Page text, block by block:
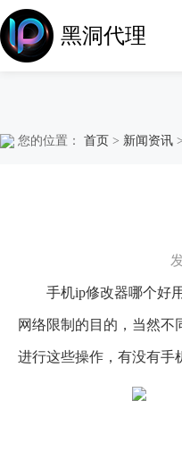
黑洞代理
您的位置： 首页 > 新闻资讯
手机ip修改器哪个好
网络限制的目的，当然不
进行这些操作，有没有手